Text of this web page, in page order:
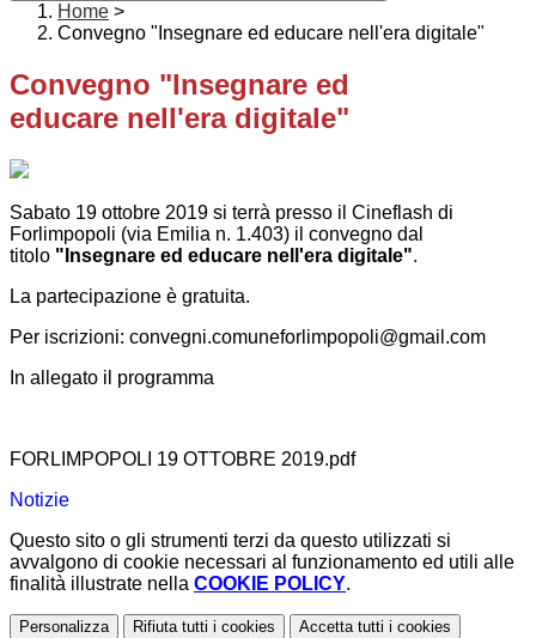
Home >
Convegno "Insegnare ed educare nell'era digitale"
Convegno "Insegnare ed
educare nell'era digitale"
Sabato 19 ottobre 2019 si terrà presso il Cineflash di
Forlimpopoli (via Emilia n. 1.403) il convegno dal
titolo "Insegnare ed educare nell'era digitale".
La partecipazione è gratuita.
Per iscrizioni: convegni.comuneforlimpopoli@gmail.com
In allegato il programma
FORLIMPOPOLI 19 OTTOBRE 2019.pdf
Notizie
Questo sito o gli strumenti terzi da questo utilizzati si
avvalgono di cookie necessari al funzionamento ed utili alle
finalità illustrate nella COOKIE POLICY.
Personalizza Rifiuta tutti i cookies Accetta tutti i cookies